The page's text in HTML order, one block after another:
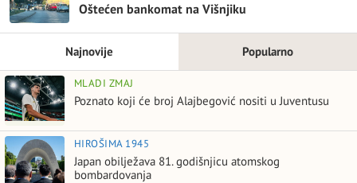
Oštećen bankomat na Višnjiku
Najnovije Popularno
MLADI ZMAJ
Poznato koji će broj Alajbegović nositi u Juventusu
HIROŠIMA 1945
Japan obilježava 81. godišnjicu atomskog
bombardovanja